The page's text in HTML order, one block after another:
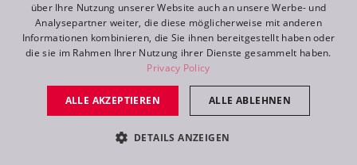
T10 PC™ FR
RU
über Ihre Nutzung unserer Website auch an unsere Werbe- und
Analysepartner weiter, die diese möglicherweise mit anderen
Informationen kombinieren, die Sie ihnen bereitgestellt haben oder
die sie im Rahmen Ihrer Nutzung ihrer Dienste gesammelt haben.
Privacy Policy
ALLE AKZEPTIEREN ALLE ABLEHNEN
DETAILS ANZEIGEN